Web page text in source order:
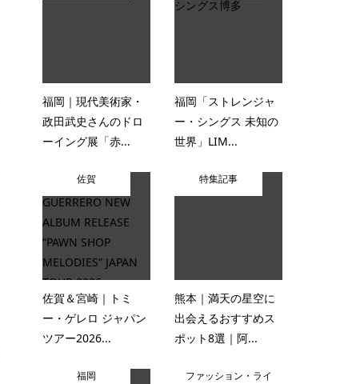
福岡｜現代美術家・
政田武史さんのドロ
ーイング展「赤...
福岡「ストレンジャ
ー・シングス 未知の
世界」LIM...
佐賀
佐賀＆宮崎｜トミ
ー・ゲレロ ジャパン
ツアー2026...
特集記事
熊本｜満天の星空に
出会えるおすすめス
ポット8選｜阿...
福岡
ファッション・ライ